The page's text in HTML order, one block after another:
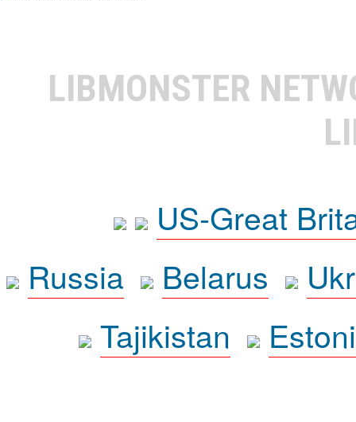
LIBMONSTER
US-Great
Russia
Belarus
Tajikistan